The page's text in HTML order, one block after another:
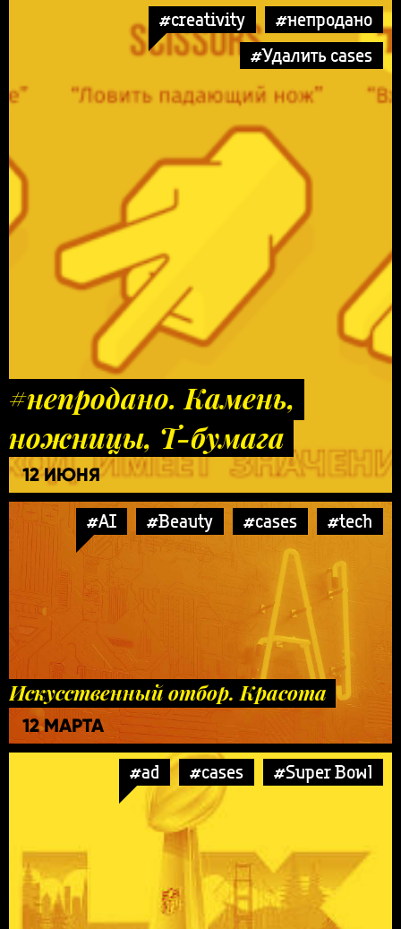
#creativity
#непродано
#Удалить cases
#непродано. Камень,
ножницы, Т-бумага
12 ИЮНЯ
#AI #Beauty #cases #tech
Искусственный отбор. Красота
12 МАРТА
#ad #cases #Super Bowl